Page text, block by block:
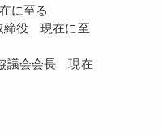
に至る
締役 現在に至
議会会長 現在